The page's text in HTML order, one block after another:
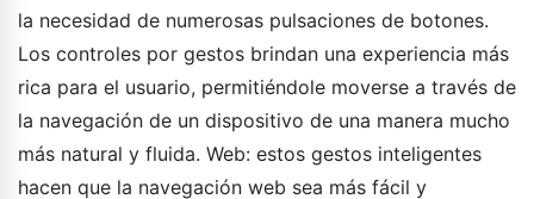
la necesidad de numerosas pulsaciones de botones.
Los controles por gestos brindan una experiencia más
rica para el usuario, permitiéndole moverse a través de
la navegación de un dispositivo de una manera mucho
más natural y fluida. Web: estos gestos inteligentes
hacen que la navegación web sea más fácil y